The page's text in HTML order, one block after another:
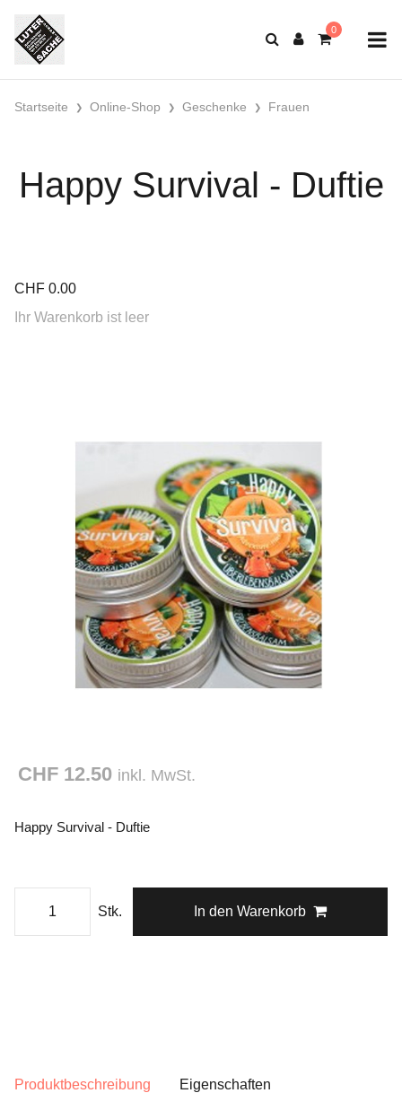
Startseite Online-Shop Geschenke Frauen
Happy Survival - Duftie
CHF 0.00
Ihr Warenkorb ist leer
CHF 12.50 inkl. MwSt.
Happy Survival - Duftie
Stk. In den Warenkorb
Produktbeschreibung Eigenschaften